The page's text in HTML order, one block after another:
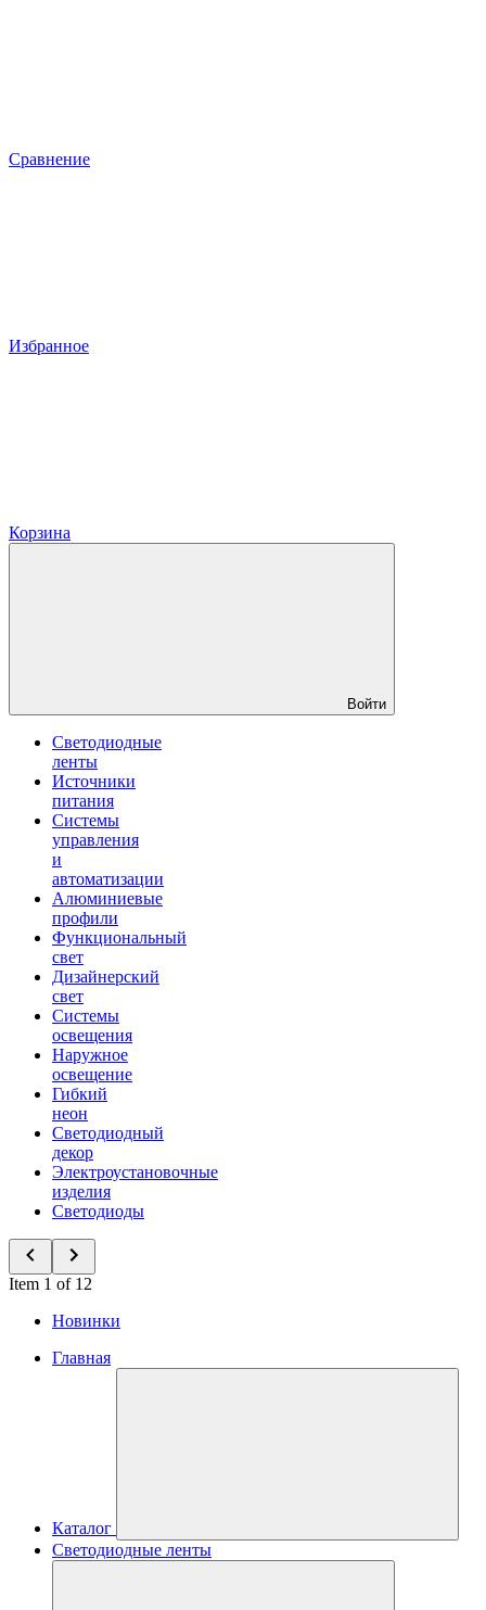
Сравнение
Избранное
Корзина
Войти
Светодиодные
ленты
Источники
питания
Системы
управления
и
автоматизации
Алюминиевые
профили
Функциональный
свет
Дизайнерский
свет
Системы
освещения
Наружное
освещение
Гибкий
неон
Светодиодный
декор
Электроустановочные
изделия
Светодиоды
Item 1 of 12
Новинки
Главная
Каталог
Светодиодные ленты